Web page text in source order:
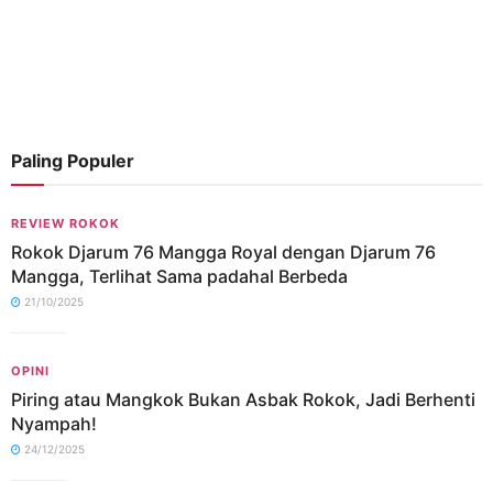
Paling Populer
REVIEW ROKOK
Rokok Djarum 76 Mangga Royal dengan Djarum 76
Mangga, Terlihat Sama padahal Berbeda
21/10/2025
OPINI
Piring atau Mangkok Bukan Asbak Rokok, Jadi Berhenti
Nyampah!
24/12/2025